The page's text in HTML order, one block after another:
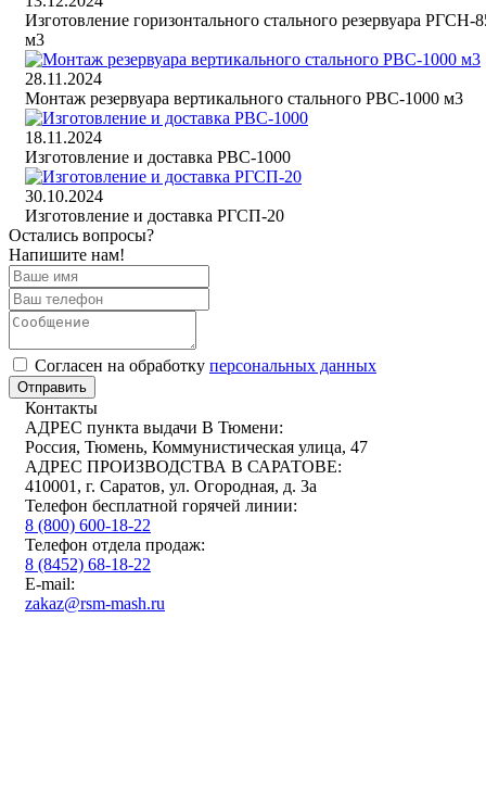
Изготовление горизонтального стального резервуара РГСН-
м3
28.11.2024
Монтаж резервуара вертикального стального РВС-1000 м3
18.11.2024
Изготовление и доставка РВС-1000
30.10.2024
Изготовление и доставка РГСП-20
Остались вопросы?
Напишите нам!
Cогласен на обработку персональных данных
Отправить
Контакты
АДРЕС пункта выдачи В Тюмени:
Россия, Тюмень, Коммунистическая улица, 47
АДРЕС ПРОИЗВОДСТВА В САРАТОВЕ:
410001, г. Саратов, ул. Огородная, д. 3а
Телефон бесплатной горячей линии:
8 (800) 600-18-22
Телефон отдела продаж:
8 (8452) 68-18-22
E-mail:
zakaz@rsm-mash.ru